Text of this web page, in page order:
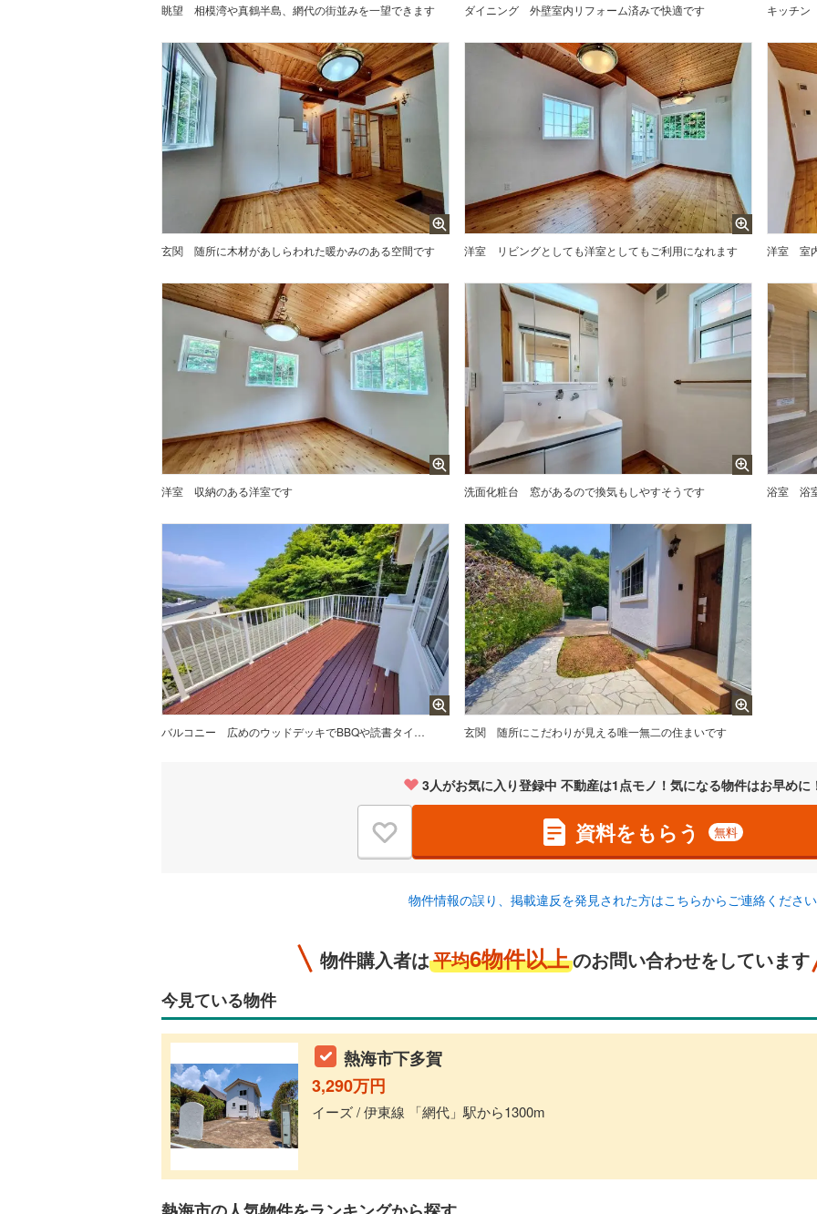
眺望 相模湾や真鶴半島、網代の街並みを一望できます ダイニング 外壁室内リフォーム済みで快適です キッチン
玄関 随所に木材があしらわれた暖かみのある空間です 洋室 リビングとしても洋室としてもご利用になれます 洋室 室
洋室 収納のある洋室です 洗面化粧台 窓があるので換気もしやすそうです 浴室 浴
バルコニー 広めのウッドデッキでBBQや読書タイムも良いですね 玄関 随所にこだわりが見える唯一無二の住まいです
3人がお気に入り登録中 不動産は1点モノ！気になる物件はお早めに
資料をもらう 無料
物件情報の誤り、掲載違反を発見された方はこちらからご連絡ください
物件購入者は平均6物件以上のお問い合わせをしています
今見ている物件
熱海市下多賀
3,290万円
イーズ / 伊東線 「網代」駅から1300m